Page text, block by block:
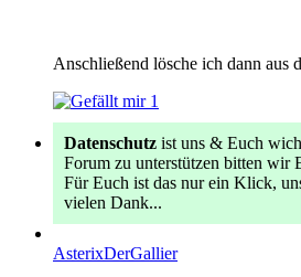
Anschließend lösche ich dann aus
1
Datenschutz ist uns & Euch
Forum zu unterstützen bitten wir
Für Euch ist das nur ein Klick,
vielen Dank...
AsterixDerGallier